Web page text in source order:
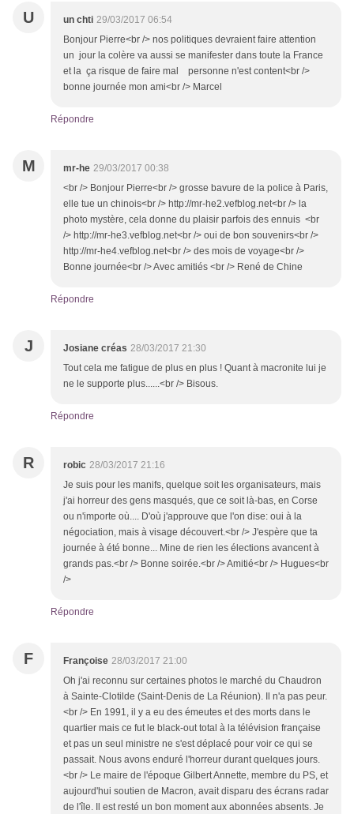
U un chti 29/03/2017 06:54
Bonjour Pierre<br /> nos politiques devraient faire attention
un jour la colère va aussi se manifester dans toute la France
et la ça risque de faire mal personne n'est content<br />
bonne journée mon ami<br /> Marcel
Répondre
M mr-he 29/03/2017 00:38
<br /> Bonjour Pierre<br /> grosse bavure de la police à Paris,
elle tue un chinois<br /> http://mr-he2.vefblog.net<br /> la
photo mystère, cela donne du plaisir parfois des ennuis <br
/> http://mr-he3.vefblog.net<br /> oui de bon souvenirs<br />
http://mr-he4.vefblog.net<br /> des mois de voyage<br />
Bonne journée<br /> Avec amitiés <br /> René de Chine
Répondre
J Josiane créas 28/03/2017 21:30
Tout cela me fatigue de plus en plus ! Quant à macronite lui je
ne le supporte plus......<br /> Bisous.
Répondre
R robic 28/03/2017 21:16
Je suis pour les manifs, quelque soit les organisateurs, mais
j'ai horreur des gens masqués, que ce soit là-bas, en Corse
ou n'importe où.... D'où j'approuve que l'on dise: oui à la
négociation, mais à visage découvert.<br /> J'espère que ta
journée à été bonne... Mine de rien les élections avancent à
grands pas.<br /> Bonne soirée.<br /> Amitié<br /> Hugues<br
/>
Répondre
F Françoise 28/03/2017 21:00
Oh j'ai reconnu sur certaines photos le marché du Chaudron
à Sainte-Clotilde (Saint-Denis de La Réunion). Il n'a pas peur.
<br /> En 1991, il y a eu des émeutes et des morts dans le
quartier mais ce fut le black-out total à la télévision française
et pas un seul ministre ne s'est déplacé pour voir ce qui se
passait. Nous avons enduré l'horreur durant quelques jours.
<br /> Le maire de l'époque Gilbert Annette, membre du PS, et
aujourd'hui soutien de Macron, avait disparu des écrans radar
de l'île. Il est resté un bon moment aux abonnées absents. Je